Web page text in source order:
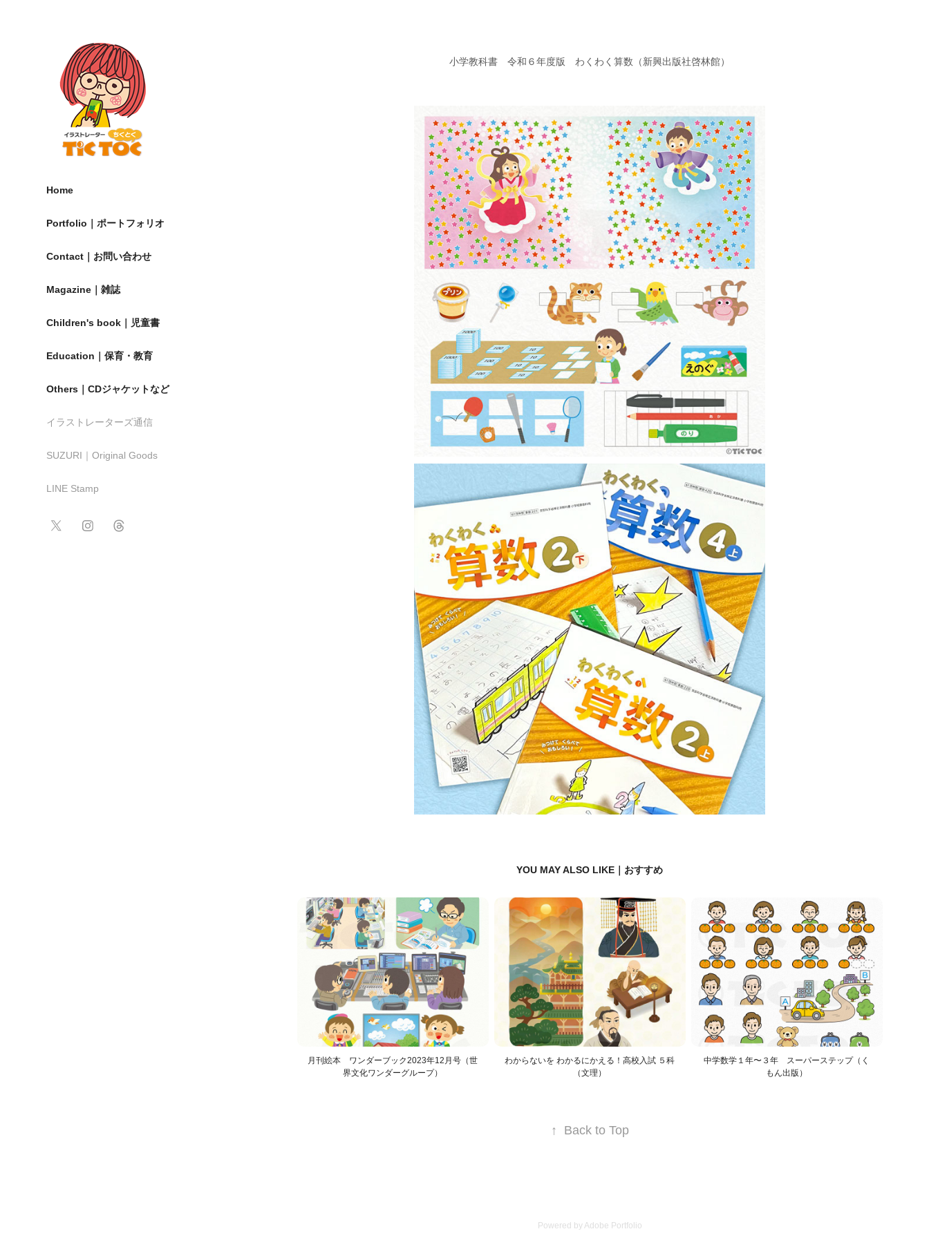
Home
Portfolio｜ポートフォリオ
Contact｜お問い合わせ
Magazine｜雑誌
Children's book｜児童書
Education｜保育・教育
Others｜CDジャケットなど
イラストレーターズ通信
SUZURI｜Original Goods
LINE Stamp
小学教科書　令和６年度版　わくわく算数（新興出版社啓林館）
YOU MAY ALSO LIKE｜おすすめ
月刊絵本　ワンダーブック2023年12月号（世
界文化ワンダーグループ）
わからないを わかるにかえる！高校入試 ５科
（文理）
中学数学１年〜３年　スーパーステップ（く
もん出版）
↑ Back to Top
Powered byAdobe Portfolio